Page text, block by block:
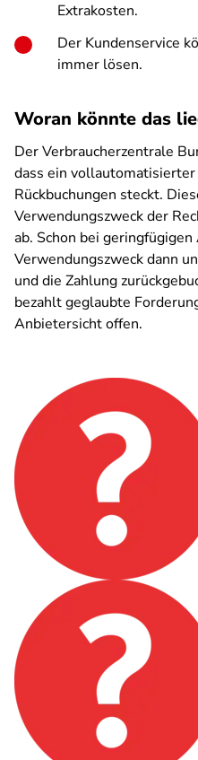
Extrakosten.
Der Kundenservice
immer lösen.
Woran könnte das
Der Verbraucherzentrale
dass ein
Rückbuchungen steckt.
Verwendungszweck der
ab. Schon bei
Verwendungszweck dann
und die Zahlung
bezahlt geglaubte
Anbietersicht offen.